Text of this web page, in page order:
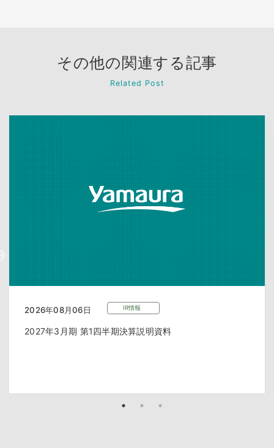
その他の関連する記事
Related Post
2026年08月06日 IR情報
2027年3月期 第1四半期決算説明資料